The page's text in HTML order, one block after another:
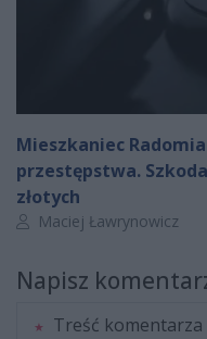
Mieszkaniec
przestępstwa.
złotych
Autor artykułu:
Maciej Ławrynowicz
Napisz
Treść komentarza